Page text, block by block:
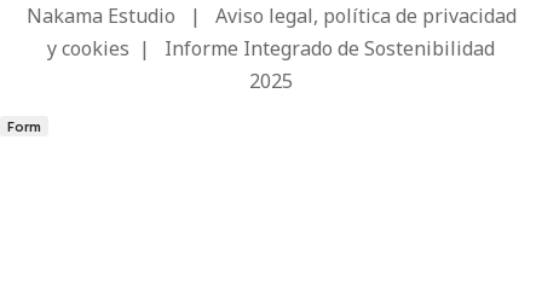
Nakama Estudio | Aviso legal, política de privacidad
y cookies | Informe Integrado de Sostenibilidad
2025
Form